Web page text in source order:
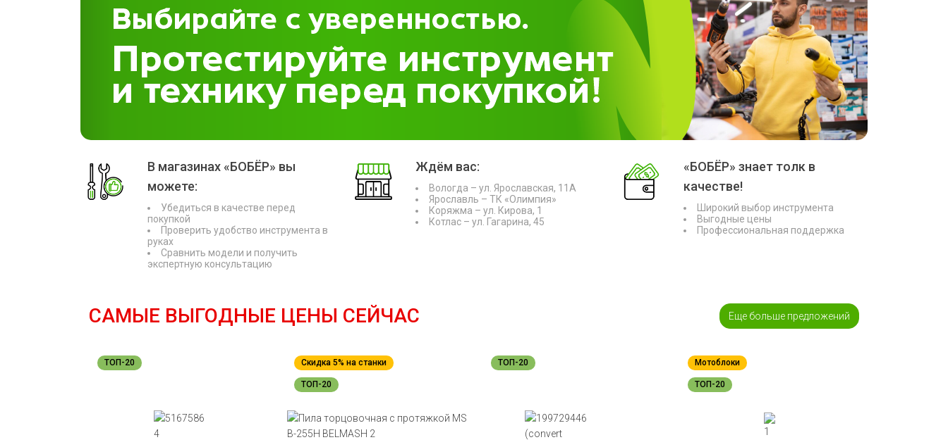
В магазинах «БОБЁР» вы
можете:
Убедиться в качестве перед
покупкой
Проверить удобство инструмента в
руках
Сравнить модели и получить
экспертную консультацию
Ждём вас:
Вологда – ул. Ярославская, 11А
Ярославль – ТК «Олимпия»
Коряжма – ул. Кирова, 1
Котлас – ул. Гагарина, 45
«БОБЁР» знает толк в
качестве!
Широкий выбор инструмента
Выгодные цены
Профессиональная поддержка
САМЫЕ ВЫГОДНЫЕ ЦЕНЫ СЕЙЧАС Еще больше предложений
ТОП-20 Скидка 5% на станки
ТОП-20
ТОП-20 Мотоблоки
ТОП-20